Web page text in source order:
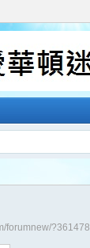
forumnew/?361478